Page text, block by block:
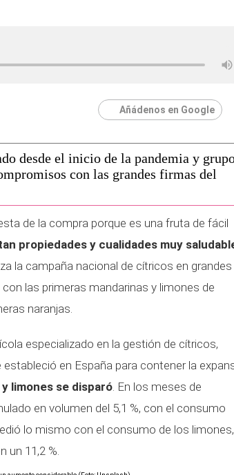
Añádenos en Google
desde el inicio de la pandemia y
con las grandes firmas del
de la compra porque es una fruta de fácil
propiedades y cualidades muy
la campaña nacional de cítricos en grandes
las primeras mandarinas y limones de
naranjas.
especializado en la gestión de cítricos,
en España para contener la
limones se disparó. En los meses de
en volumen del 5,1 %, con el consumo
lo mismo con el consumo de los limones,
un 11,2 %.